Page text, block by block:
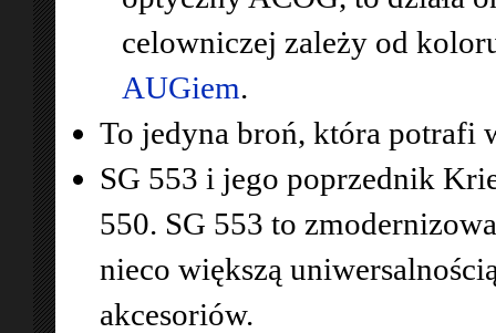
celowniczej zależy od
AUGiem.
To jedyna broń, która potrafi
SG 553 i jego poprzednik
550. SG 553 to
nieco większą
akcesoriów.